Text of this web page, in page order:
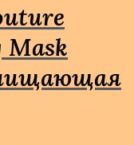
Mask